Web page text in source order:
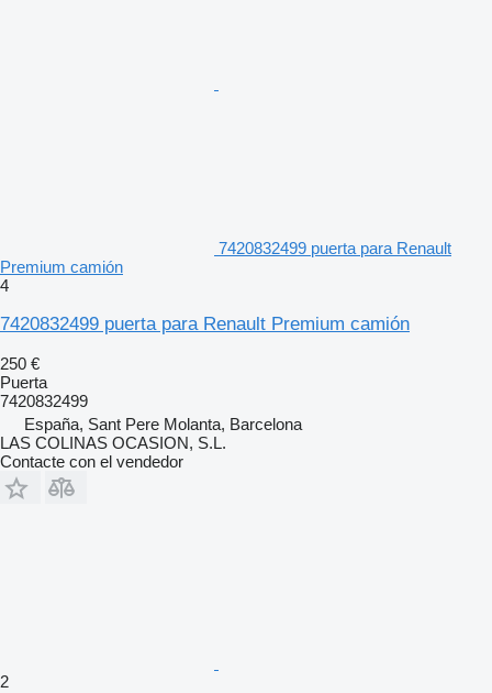
7420832499 puerta para Renault
Premium camión
4
7420832499 puerta para Renault Premium camión
250 €
Puerta
7420832499
España, Sant Pere Molanta, Barcelona
LAS COLINAS OCASION, S.L.
Contacte con el vendedor
2